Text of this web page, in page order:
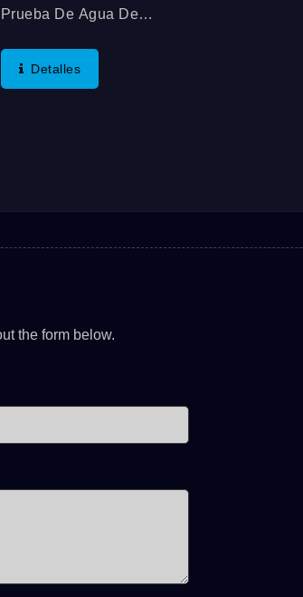
Prueba De Agua De
Protección De Capucha De
Goma Y Una Clasificación De
Detalles